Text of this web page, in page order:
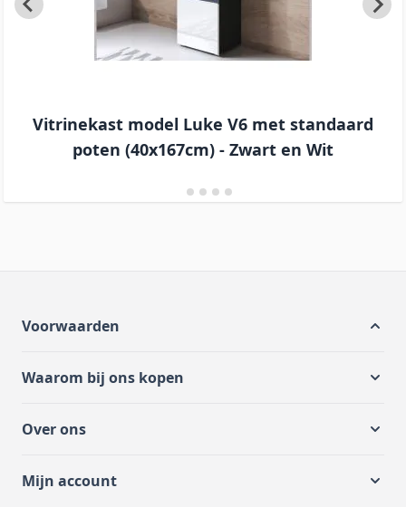
Vitrinekast model Luke V6 met standaard
poten (40x167cm) - Zwart en Wit
Voorwaarden
Waarom bij ons kopen
Over ons
Mijn account